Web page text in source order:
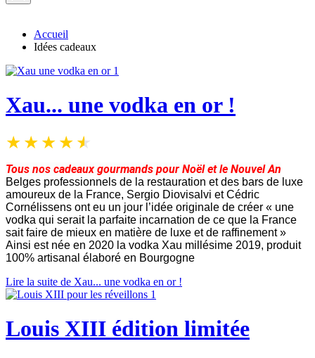
Accueil
Idées cadeaux
Xau... une vodka en or !
Tous nos cadeaux gourmands pour Noël et le Nouvel An
Belges professionnels de la restauration et des bars de luxe
amoureux de la France, Sergio Diovisalvi et Cédric
Cornélissens ont eu un jour l’idée originale de créer « une
vodka qui serait la parfaite incarnation de ce que la France
sait faire de mieux en matière de luxe et de raffinement »
Ainsi est née en 2020 la vodka Xau millésime 2019, produit
100% artisanal élaboré en Bourgogne
Lire la suite de Xau... une vodka en or !
Louis XIII édition limitée